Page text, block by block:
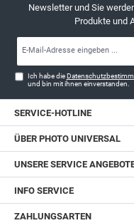
Newsletter und Sie
Produkte und
Ich habe die
und bin mit ihnen einverstanden.
SERVICE-HOTLINE
ÜBER PHOTO UNIVERSAL
UNSERE SERVICE
INFO SERVICE
ZAHLUNGSARTEN